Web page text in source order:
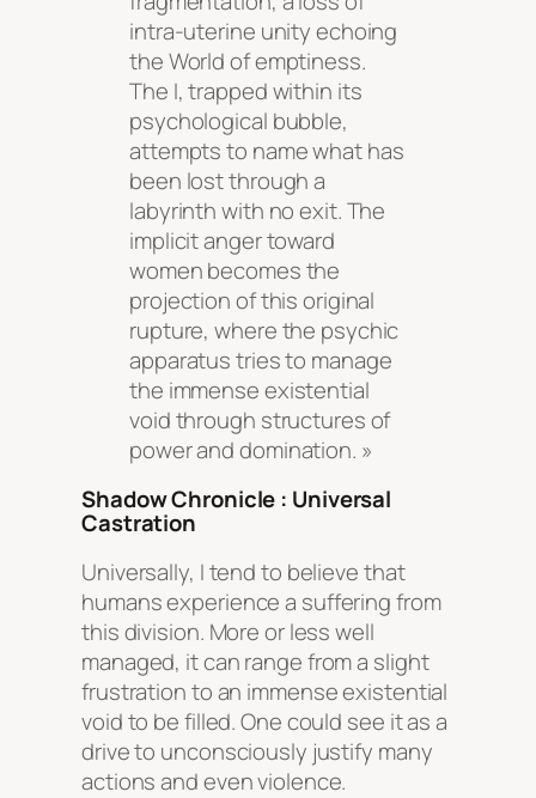
intra-uterine unity echoing
the World of emptiness.
The I, trapped within its
psychological bubble,
attempts to name what has
been lost through a
labyrinth with no exit. The
implicit anger toward
women becomes the
projection of this original
rupture, where the psychic
apparatus tries to manage
the immense existential
void through structures of
power and domination. »
Shadow Chronicle : Universal
Castration
Universally, I tend to believe that
humans experience a suffering from
this division. More or less well
managed, it can range from a slight
frustration to an immense existential
void to be filled. One could see it as a
drive to unconsciously justify many
actions and even violence.